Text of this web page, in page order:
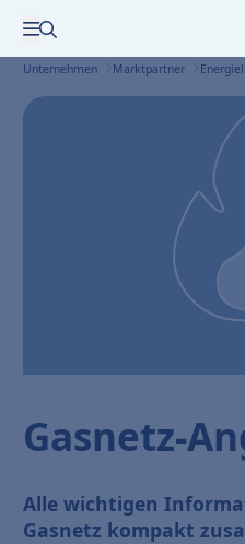
Menü öffnen
Unternehmen Marktpartner
Gasnetz-
Alle wichtigen
Gasnetz kompakt